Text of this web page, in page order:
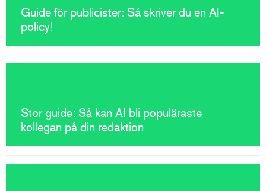
Guide för publicister: Så skriver du en AI-
policy!
Stor guide: Så kan AI bli populäraste
kollegan på din redaktion